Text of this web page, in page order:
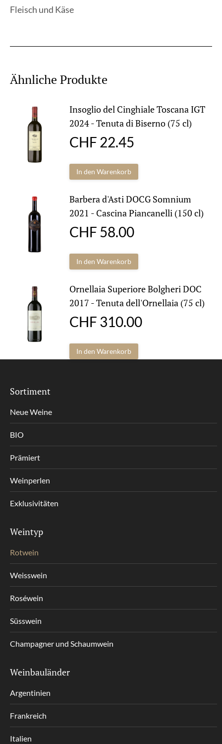
Fleisch und Käse
Ähnliche Produkte
Insoglio del Cinghiale Toscana IGT
2024 - Tenuta di Biserno (75 cl)
CHF 22.45
In den Warenkorb
Barbera d'Asti DOCG Somnium
2021 - Cascina Piancanelli (150 cl)
CHF 58.00
In den Warenkorb
Ornellaia Superiore Bolgheri DOC
2017 - Tenuta dell'Ornellaia (75 cl)
CHF 310.00
In den Warenkorb
Sortiment
Neue Weine
BIO
Prämiert
Weinperlen
Exklusivitäten
Weintyp
Rotwein
Weisswein
Roséwein
Süsswein
Champagner und Schaumwein
Weinbauländer
Argentinien
Frankreich
Italien